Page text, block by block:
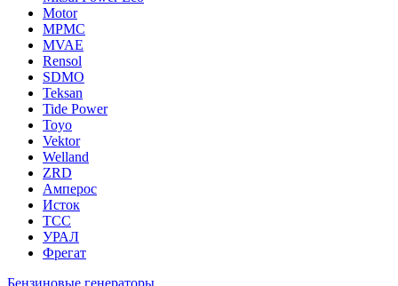
Motor
MPMC
MVAE
Rensol
SDMO
Teksan
Tide Power
Toyo
Vektor
Welland
ZRD
Амперос
Исток
ТСС
УРАЛ
Фрегат
Бензиновые генераторы